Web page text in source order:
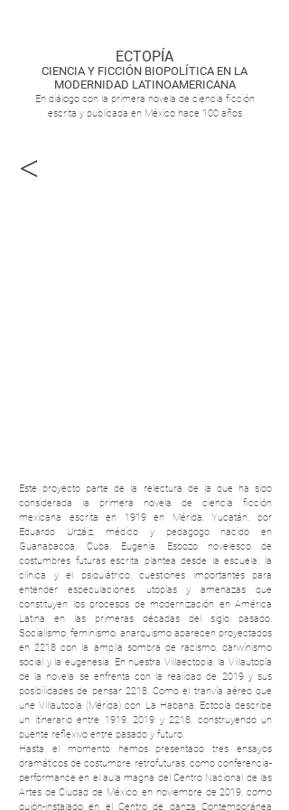
ECTOPÍA
CIENCIA Y FICCIÓN BIOPOLÍTICA EN LA
MODERNIDAD LATINOAMERICANA
En diálogo con la primera novela de ciencia ficción
escrita y publicada en México hace 100 años
<
Este proyecto parte de la relectura de la que ha sido
considerada la primera novela de ciencia ficción
mexicana escrita en 1919 en Mérida, Yucatán, por
Eduardo Urzáiz, médico y pedagogo nacido en
Guanabacoa, Cuba. Eugenia. Esbozo novelesco de
costumbres futuras escrita plantea desde la escuela, la
clínica y el psiquiátrico, cuestiones importantes para
entender especulaciones, utopías y amenazas que
constituyen los procesos de modernización en América
Latina en las primeras décadas del siglo pasado.
Socialismo, feminismo, anarquismo aparecen proyectados
en 2218 con la amplia sombra de racismo, darwinismo
social y la eugenesia. En nuestra Villaectopia, la Villautopía
de la novela se enfrenta con la realidad de 2019 y sus
posibilidades de pensar 2218. Como el tranvía aéreo que
une Villautopía (Mérida) con La Habana, Ectopía describe
un itinerario entre 1919, 2019 y 2218, construyendo un
puente reflexivo entre pasado y futuro.
Hasta el momento hemos presentado tres ensayos
dramáticos de costumbre retrofuturas, como conferencia-
performance en el aula magna del Centro Nacional de las
Artes de Ciudad de México, en noviembre de 2019, como
guión-instalado en el Centro de danza Contemporánea